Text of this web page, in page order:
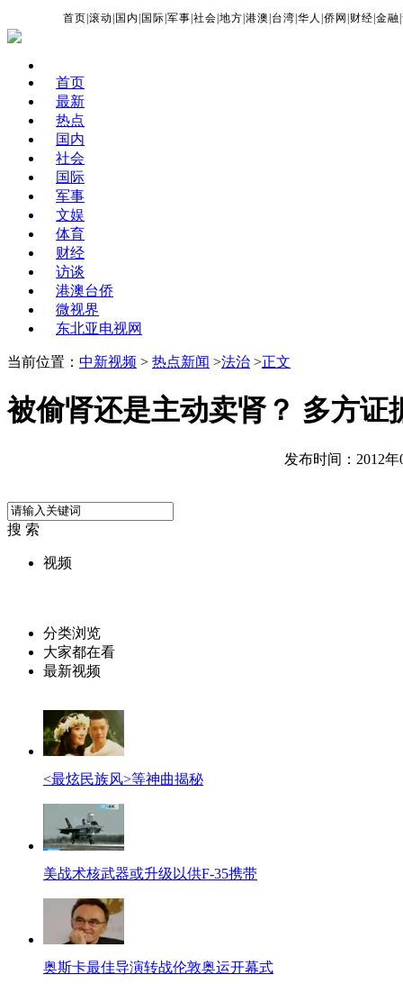
首页 |滚动 国内 国际 |军事 |社会 |地方 |港澳 台湾 |华人 |侨网 财经 |金融 |
首页
最新
热点
国内
社会
国际
军事
文娱
体育
财经
访谈
港澳台侨
微视界
东北亚电视网
当前位置： 中新视频 > 热点新闻 >法治 >正文
被偷肾还是主动卖肾？ 多方证
发布时间：2012年
搜 索
视频
分类浏览
大家都在看
最新视频
<最炫民族风>等神曲揭秘
美战术核武器或升级以供F-35携带
奥斯卡最佳导演转战伦敦奥运开幕式